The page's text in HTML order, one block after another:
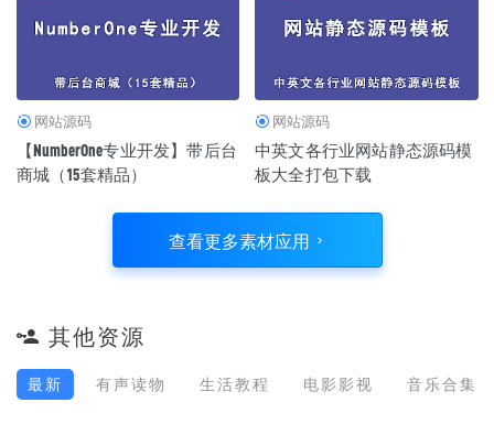
网站源码
【NumberOne专业开发】带后台
商城（15套精品）
网站源码
中英文各行业网站静态源码模
板大全打包下载
查看更多素材应用
其他资源
最新 有声读物 生活教程 电影影视 音乐合集